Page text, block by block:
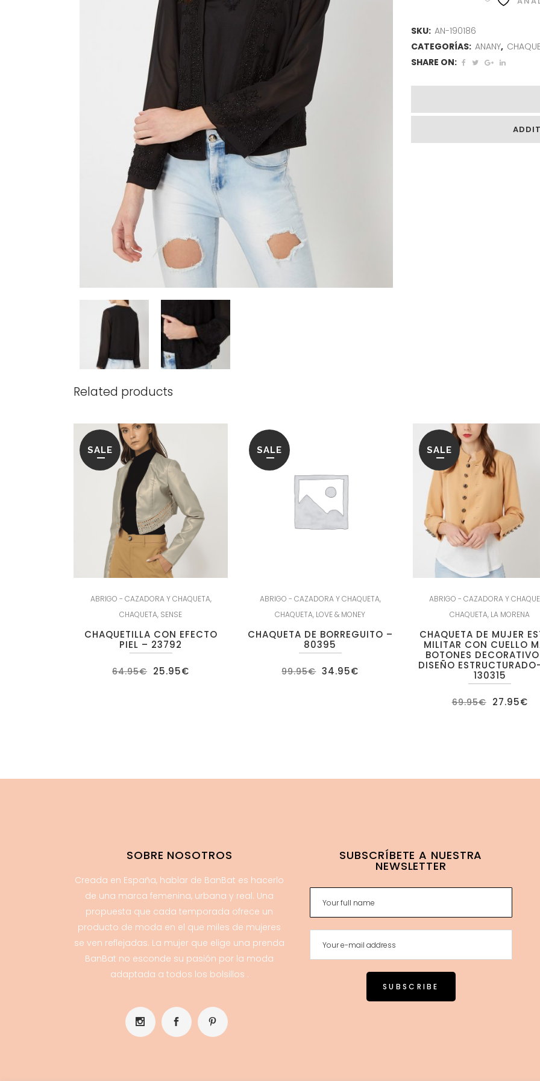
SKU: AN-190186
CATEGORÍAS: ANANY,
SHARE ON:
Related products
SALE
ABRIGO - CAZADORA Y CHAQUETA,
CHAQUETA, SENSE
CHAQUETILLA CON EFECTO
PIEL – 23792
64.95€ El
precio
25.95€
SALE
ABRIGO - CAZADORA Y CHAQUETA,
CHAQUETA, LOVE & MONEY
CHAQUETA DE BORREGUITO –
80395
99.95€ El
precio
34.95€
SALE
ABRIGO - CAZADORA Y
CHAQUETA, LA MORENA
CHAQUETA DE MUJER
MILITAR CON CUELLO
BOTONES
DISEÑO
130315
69.95€ El
precio
27.95€El
SOBRE NOSOTROS
Creada en España, hablar de BanBat es hacerlo
de una marca femenina, urbana y real. Una
propuesta que cada temporada ofrece un
producto de moda en el que miles de mujeres
se ven reflejadas. La mujer que elige una prenda
BanBat no esconde su pasión por la moda
adaptada a todos los bolsillos .
SUBSCRÍBETE A NUESTRA
NEWSLETTER